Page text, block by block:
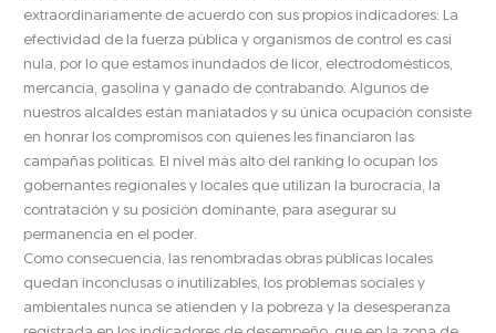
extraordinariamente de acuerdo con sus propios indicadores: La
efectividad de la fuerza pública y organismos de control es casi
nula, por lo que estamos inundados de licor, electrodomésticos,
mercancía, gasolina y ganado de contrabando. Algunos de
nuestros alcaldes están maniatados y su única ocupación consiste
en honrar los compromisos con quienes les financiaron las
campañas políticas. El nivel más alto del ranking lo ocupan los
gobernantes regionales y locales que utilizan la burocracia, la
contratación y su posición dominante, para asegurar su
permanencia en el poder.
Como consecuencia, las renombradas obras públicas locales
quedan inconclusas o inutilizables, los problemas sociales y
ambientales nunca se atienden y la pobreza y la desesperanza